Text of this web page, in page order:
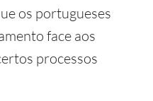
os portugueses
face aos
processos